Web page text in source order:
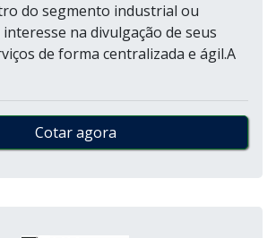
do segmento industrial ou
na divulgação de seus
de forma centralizada e ágil.A
Cotar agora